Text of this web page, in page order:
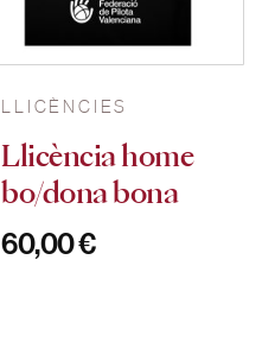
LLICÈNCIES
Llicència home
bo/dona bona
60,00€